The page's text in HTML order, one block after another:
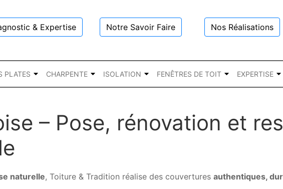
& Expertise Notre Savoir Faire Nos Réalisations
PLATES CHARPENTE ISOLATION FENÊTRES DE TOIT EXPERTISE
– Pose, rénovation et
naturelle, Toiture & Tradition réalise des couvertures authentiques,